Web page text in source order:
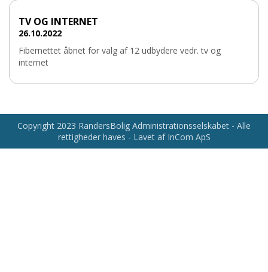
TV OG INTERNET
26.10.2022
Fibernettet åbnet for valg af 12 udbydere vedr. tv og
internet
Copyright 2023 RandersBolig Administrationsselskabet - Alle
rettigheder haves - Lavet af InCom ApS